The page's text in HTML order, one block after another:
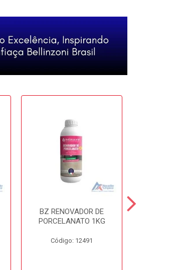
BZ RENOVADOR DE
PORCELANATO 1KG
Código: 12491